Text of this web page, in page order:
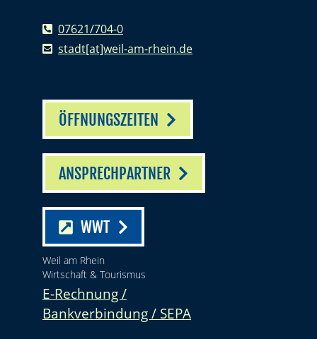
07621/704-0
stadt[at]weil-am-rhein.de
ÖFFNUNGSZEITEN
ANSPRECHPARTNER
WWT
Weil am Rhein
Wirtschaft & Tourismus
E-Rechnung /
Bankverbindung / SEPA